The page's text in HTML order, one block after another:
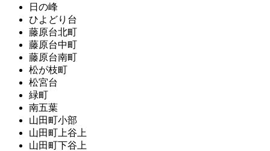
日の峰
ひよどり台
藤原台北町
藤原台中町
藤原台南町
松が枝町
松宮台
緑町
南五葉
山田町小部
山田町上谷上
山田町下谷上